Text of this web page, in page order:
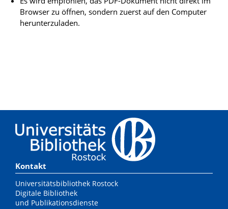
Browser zu öffnen, sondern zuerst auf den Computer
herunterzuladen.
Kontakt
Universitätsbibliothek Rostock
Digitale Bibliothek
und Publikationsdienste